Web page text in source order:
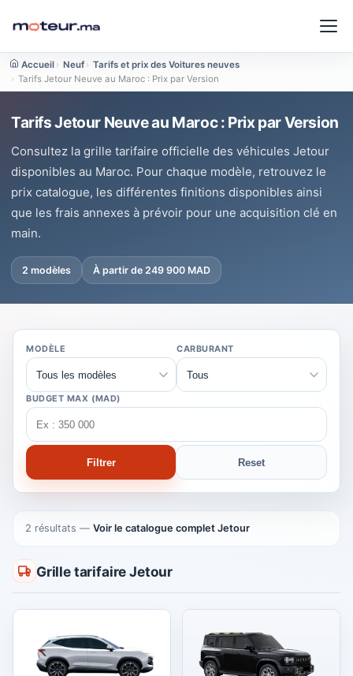
Accueil › Neuf › Tarifs et prix des Voitures neuves
› Tarifs Jetour Neuve au Maroc : Prix par Version
Tarifs Jetour Neuve au Maroc : Prix par Version
Consultez la grille tarifaire officielle des véhicules Jetour
disponibles au Maroc. Pour chaque modèle, retrouvez le
prix catalogue, les différentes finitions disponibles ainsi
que les frais annexes à prévoir pour une acquisition clé en
main.
2 modèles À partir de 249 900 MAD
MODÈLE CARBURANT
BUDGET MAX (MAD)
Filtrer Reset
2 résultats — Voir le catalogue complet Jetour
Grille tarifaire Jetour